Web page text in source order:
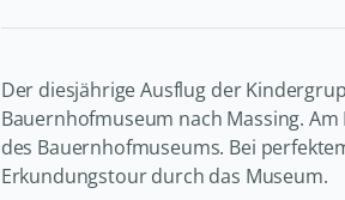
Der diesjährige Ausflug der
Bauernhofmuseum nach Massing.
des Bauernhofmuseums. Bei
Erkundungstour durch das Museum.